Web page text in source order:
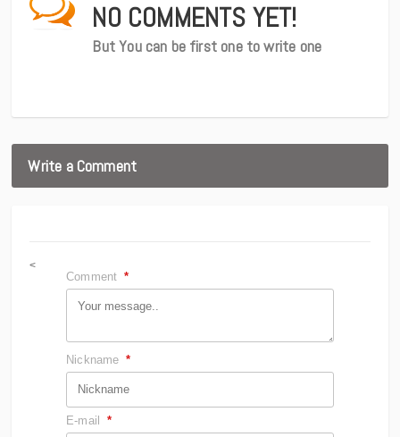
NO COMMENTS YET!
But You can be first one to write one
Write a Comment
<
Comment *
Nickname *
E-mail *